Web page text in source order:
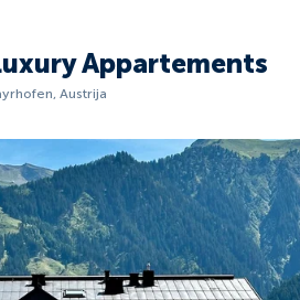
Appartements
Austrija